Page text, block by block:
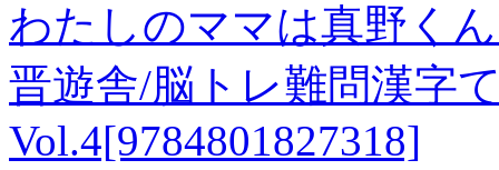
わたしのママは真野く
晋遊舎/脳トレ難問漢字
Vol.4[9784801827318]